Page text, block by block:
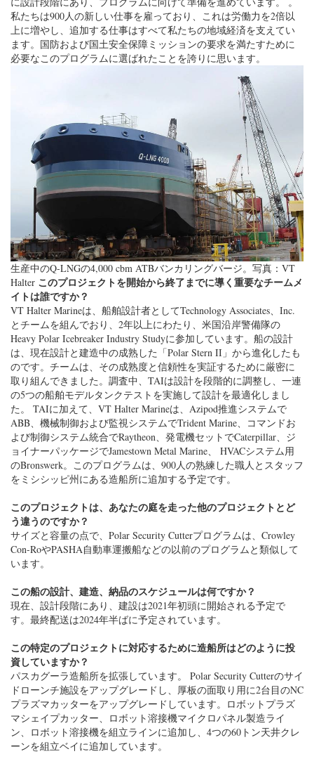
生産中のQ-LNGの4,000 cbm ATBバンカリングバージ。写真：VT
Halter このプロジェクトを開始から終了までに導く重要なチームメ
イトは誰ですか？
VT Halter Marineは、船舶設計者としてTechnology Associates、Inc.
とチームを組んでおり、2年以上にわたり、米国沿岸警備隊の
Heavy Polar Icebreaker Industry Studyに参加しています。船の設計
は、現在設計と建造中の成熟した「Polar Stern II」から進化したも
のです。チームは、その成熟度と信頼性を実証するために厳密に
取り組んできました。調査中、TAIは設計を段階的に調整し、一連
の5つの船舶モデルタンクテストを実施して設計を最適化しまし
た。 TAIに加えて、VT Halter Marineは、Azipod推進システムで
ABB、機械制御および監視システムでTrident Marine、コマンドお
よび制御システム統合でRaytheon、発電機セットでCaterpillar、ジ
ョイナーパッケージでJamestown Metal Marine、 HVACシステム用
のBronswerk。このプログラムは、900人の熟練した職人とスタッフ
をミシシッピ州にある造船所に追加する予定です。
このプロジェクトは、あなたの庭を走った他のプロジェクトとど
う違うのですか？
サイズと容量の点で、Polar Security Cutterプログラムは、Crowley
Con-RoやPASHA自動車運搬船などの以前のプログラムと類似して
います。
この船の設計、建造、納品のスケジュールは何ですか？
現在、設計段階にあり、建設は2021年初頭に開始される予定で
す。最終配送は2024年半ばに予定されています。
この特定のプロジェクトに対応するために造船所はどのように投
資していますか？
パスカグーラ造船所を拡張しています。 Polar Security Cutterのサイ
ドローンチ施設をアップグレードし、厚板の面取り用に2台目のNC
プラズマカッターをアップグレードしています。ロボットプラズ
マシェイプカッター、ロボット溶接機マイクロパネル製造ライ
ン、ロボット溶接機を組立ラインに追加し、4つの60トン天井クレ
ーンを組立ベイに追加しています。
あなたのビジネス管理哲学を検討し、成功し、収益性の高い米国
造船事業を今日運営するための鍵について話し合います。
私たちの最も貴重な資産は私たちの人々です。私たちは、最も明
るく最も有能なエンジニアリングおよびオフィスのスタッフと、
熟練した献身的な職人を雇っています。 VT Halterは環境保護に継